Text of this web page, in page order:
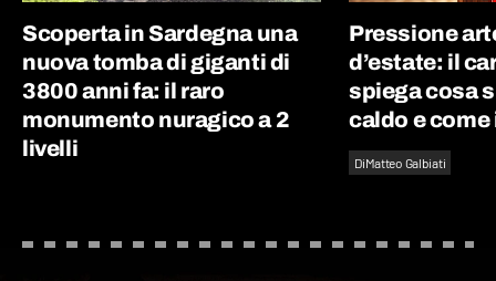
Scoperta in Sardegna una
nuova tomba di giganti di
3800 anni fa: il raro
monumento nuragico a 2
livelli
Pressione
d’estate: il
spiega cosa
caldo e
DiMatteo Galbiati